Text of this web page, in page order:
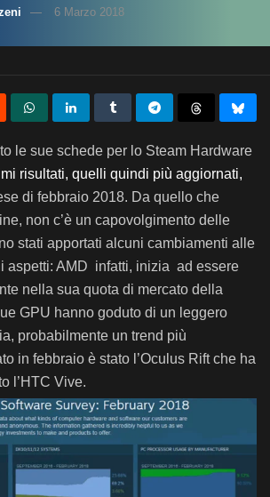
6 Marzo 2018
le sue schede per lo Steam Hardware
risultati, quelli quindi più aggiornati,
di febbraio 2018. Da quello che
non c’è un capovolgimento delle
stati apportati alcuni cambiamenti alle
aspetti: AMD infatti, inizia ad essere
nella sua quota di mercato della
GPU hanno goduto di un leggero
probabilmente un trend più
in febbraio è stato l’Oculus Rift che ha
l’HTC Vive.